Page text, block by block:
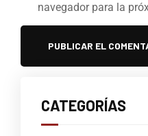
navegador para la
CATEGORÍAS